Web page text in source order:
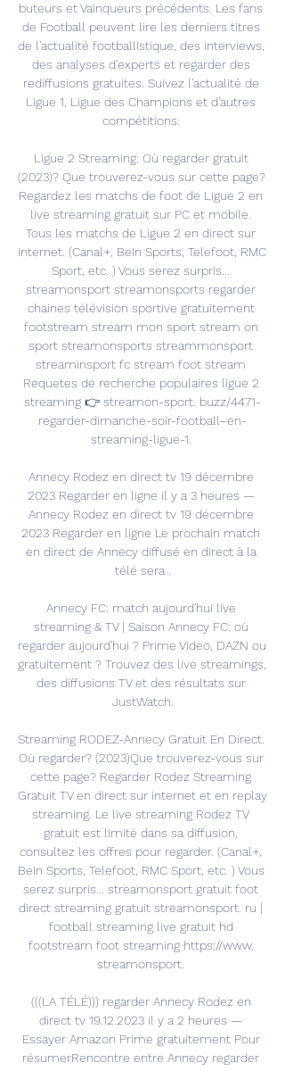
buteurs et Vainqueurs précédents. Les fans
de Football peuvent lire les derniers titres
de l'actualité footballistique, des interviews,
des analyses d'experts et regarder des
rediffusions gratuites. Suivez l'actualité de
Ligue 1, Ligue des Champions et d'autres
compétitions.
Ligue 2 Streaming: Où regarder gratuit
(2023)? Que trouverez-vous sur cette page?
Regardez les matchs de foot de Ligue 2 en
live streaming gratuit sur PC et mobile.
Tous les matchs de Ligue 2 en direct sur
internet. (Canal+, BeIn Sports, Telefoot, RMC
Sport, etc. ) Vous serez surpris...
streamonsport streamonsports regarder
chaines télévision sportive gratuitement
footstream stream mon sport stream on
sport streamonsports streammonsport
streaminsport fc stream foot stream
Requetes de recherche populaires ligue 2
streaming 👉 streamon-sport. buzz/4471-
regarder-dimanche-soir-football–en-
streaming-ligue-1.
Annecy Rodez en direct tv 19 décembre
2023 Regarder en ligne il y a 3 heures —
Annecy Rodez en direct tv 19 décembre
2023 Regarder en ligne Le prochain match
en direct de Annecy diffusé en direct à la
télé sera .
Annecy FC: match aujourd'hui live
streaming & TV | Saison Annecy FC: où
regarder aujourd'hui ? Prime Video, DAZN ou
gratuitement ? Trouvez des live streamings,
des diffusions TV et des résultats sur
JustWatch.
Streaming RODEZ-Annecy Gratuit En Direct.
Où regarder? (2023)Que trouverez-vous sur
cette page? Regarder Rodez Streaming
Gratuit TV en direct sur internet et en replay
streaming. Le live streaming Rodez TV
gratuit est limité dans sa diffusion,
consultez les offres pour regarder. (Canal+,
BeIn Sports, Telefoot, RMC Sport, etc. ) Vous
serez surpris... streamonsport gratuit foot
direct streaming gratuit streamonsport. ru |
football streaming live gratuit hd
footstream foot streaming https://www.
streamonsport.
(((LA TÉLÉ))) regarder Annecy Rodez en
direct tv 19.12.2023 il y a 2 heures —
Essayer Amazon Prime gratuitement Pour
résumerRencontre entre Annecy regarder